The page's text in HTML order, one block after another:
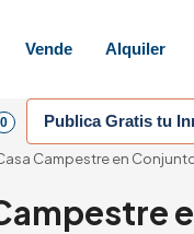
Vende Alquiler
0 Publica Gratis tu
Campestre en